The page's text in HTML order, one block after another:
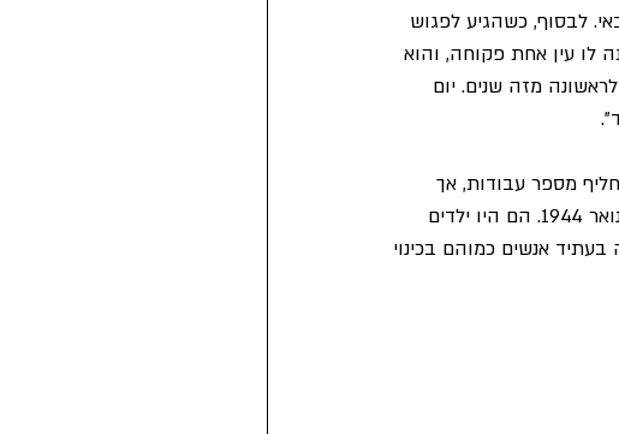
לבסוף, כשהגיע לפגוש
לו עין אחת פקוחה, והוא
מזה שנים. יום
מספר עבודות, אך
מעולם לא השתכר יותר מ-6 פאונד לשבוע. בין לבין נולד לפול אח קטן בשם מייק בינואר 1944. הם היו ילדים
אנשים כמוהם בכינוי